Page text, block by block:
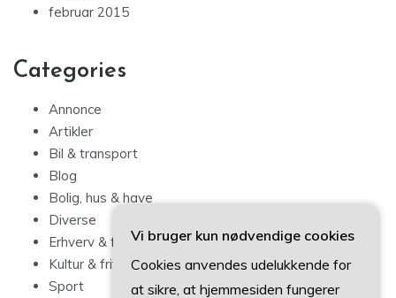
februar 2015
Categories
Annonce
Artikler
Bil & transport
Blog
Bolig, hus & have
Diverse
Erhverv & forbrug
Kultur & fritid
Sport
Vi bruger kun nødvendige cookies
Cookies anvendes udelukkende for
at sikre, at hjemmesiden fungerer